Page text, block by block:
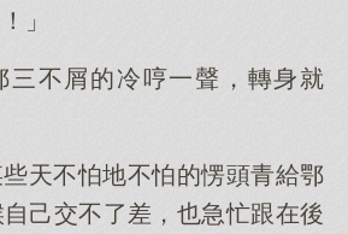
」
三不屑的冷哼一聲，轉身就
天不怕地不怕的愣頭青給鄂
己交不了差，也急忙跟在後